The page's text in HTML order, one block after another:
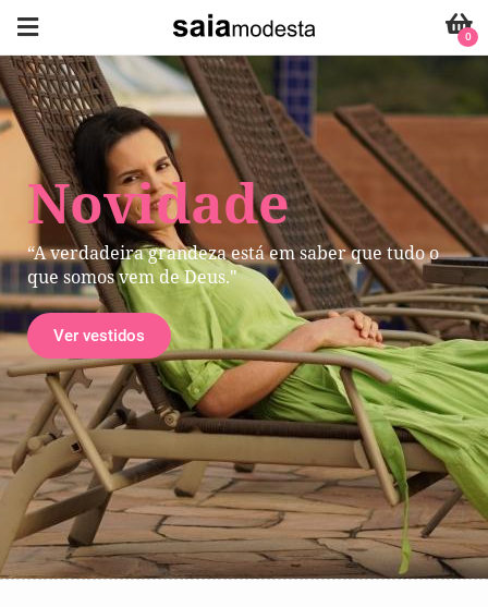
Novidade
“A verdadeira grandeza está em saber que tudo o
que somos vem de Deus."
Ver vestidos
0